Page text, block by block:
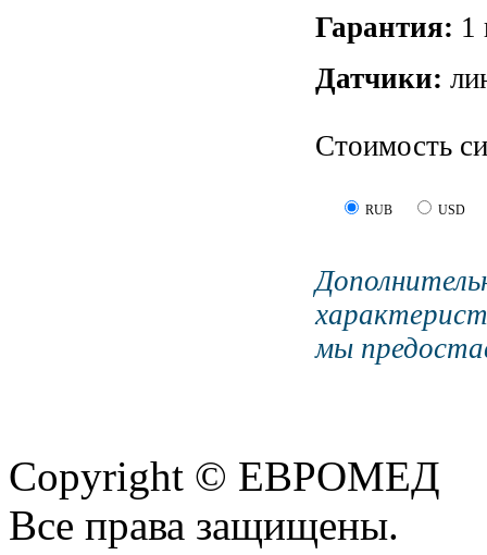
Гарантия: 1
Датчики:
Стоимость
RUB USD
мы
Copyright © ЕВРОМЕД
Все права защищены.